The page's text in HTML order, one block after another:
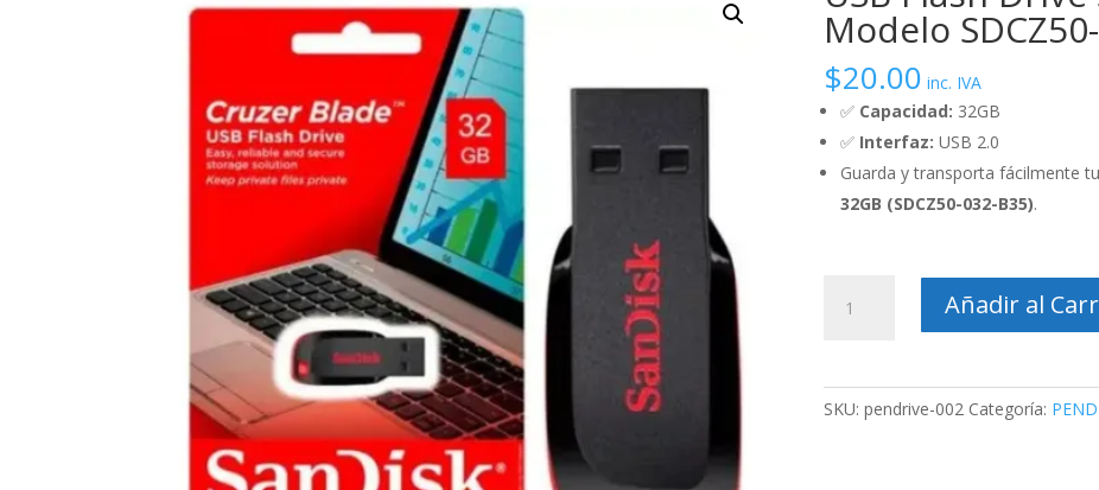
Modelo
$20.00 inc. IVA
✅ Capacidad: 32GB
✅ Interfaz: USB 2.0
Guarda y transporta fácilmente
32GB (SDCZ50-032-B35).
Flash
Añadir al
SKU: pendrive-002 Categoría: